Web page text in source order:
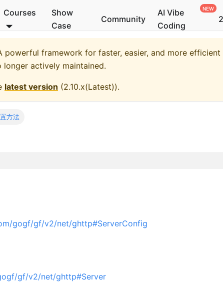
Courses
Show
Case
Community
AI Vibe
Coding
powerful framework for faster, easier, and more efficient
longer actively maintained.
latest version (2.10.x(Latest)).
方法
gogf/gf/v2/net/ghttp#ServerConfig
gf/v2/net/ghttp#Server